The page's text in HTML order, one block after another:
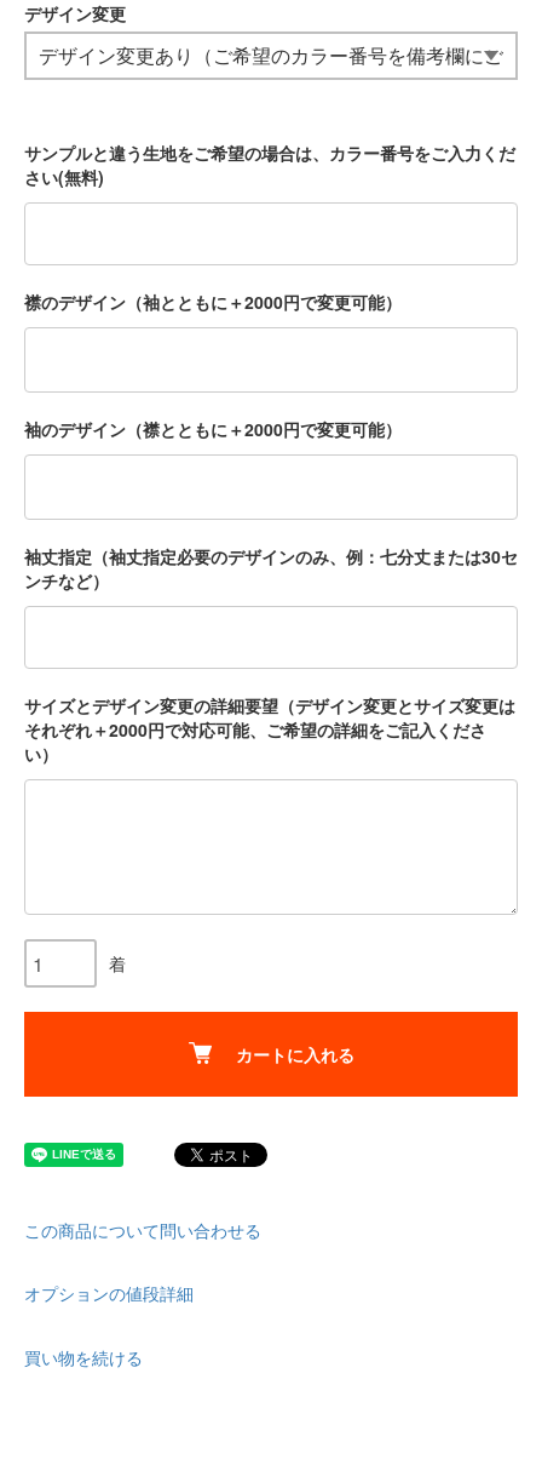
デザイン変更
サンプルと違う生地をご希望の場合は、カラー番号をご入力くだ
さい(無料)
襟のデザイン（袖とともに＋2000円で変更可能）
袖のデザイン（襟とともに＋2000円で変更可能）
袖丈指定（袖丈指定必要のデザインのみ、例：七分丈または30セ
ンチなど）
サイズとデザイン変更の詳細要望（デザイン変更とサイズ変更は
それぞれ＋2000円で対応可能、ご希望の詳細をご記入くださ
い）
着
カートに入れる
この商品について問い合わせる
オプションの値段詳細
買い物を続ける